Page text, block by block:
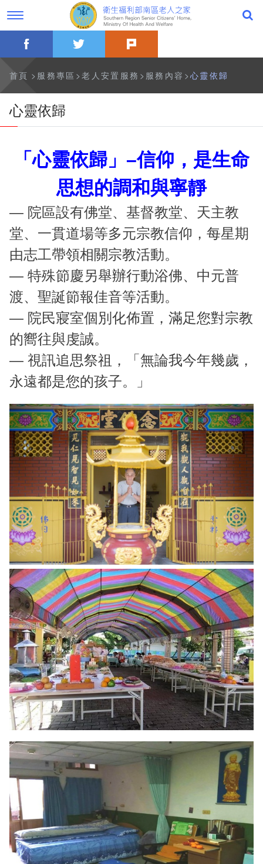
到
主
要
公告事項
最新消息
一般公告
活動訊息
影音專區
歷史沿革
本家簡介
環境介紹
院區大樓
創心園地
室內環境
首長簡介
組織編制
服務願景及未來展望
聯絡方式
交通資訊
南老刊物
服務專區
老人安置服務
公費安置條件及申請流程
服務內容
長輩生活點滴
兒少安置服務
專業服務
最新消息
兒少活動成果
榮譽榜
字
型
切
群
facebook twitter plurk
首頁 服務專區 老人安置服務 服務內容 心靈依歸
心靈依歸
「心靈依歸」–信仰，是生命
思想的調和與寧靜
— 院區設有佛堂、基督教堂、天主教
堂、一貫道場等多元宗教信仰，每星期
由志工帶領相關宗教活動。
— 特殊節慶另舉辦行動浴佛、中元普
渡、聖誕節報佳音等活動。
— 院民寢室個別化佈置，滿足您對宗教
的嚮往與虔誠。
— 視訊追思祭祖，「無論我今年幾歲，
永遠都是您的孩子。」